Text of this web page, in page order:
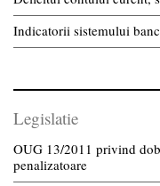
Indicatorii sistemului
Legislatie
OUG 13/2011 privind
penalizatoare